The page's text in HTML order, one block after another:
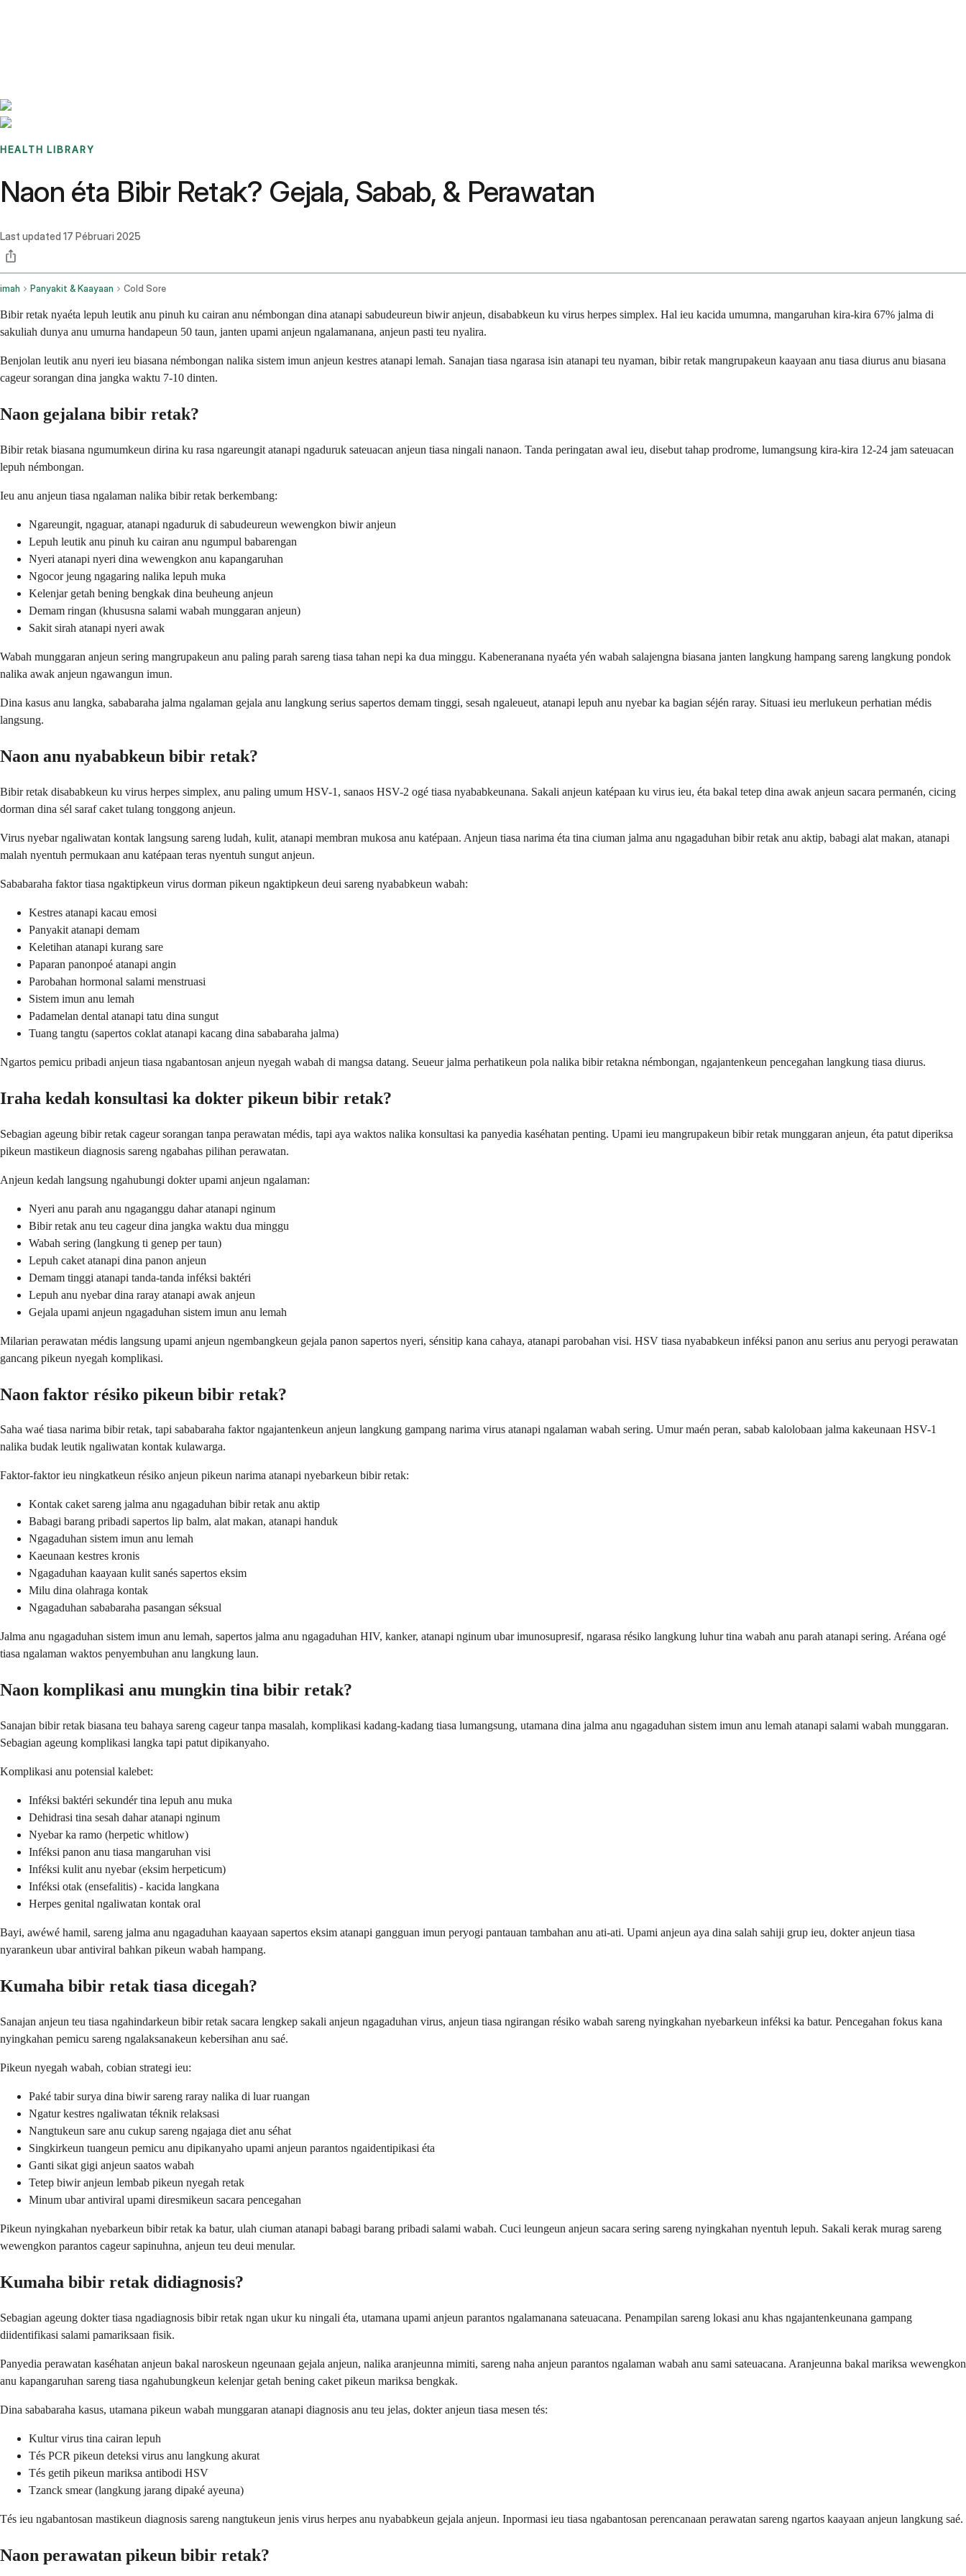
HEALTH LIBRARY
Naon éta Bibir Retak? Gejala, Sabab, & Perawatan
Last updated 17 Pébruari 2025
imah Panyakit & Kaayaan Cold Sore
Bibir retak nyaéta lepuh leutik anu pinuh ku cairan anu némbongan dina atanapi sabudeureun biwir anjeun, disababkeun ku virus herpes simplex. Hal ieu kacida umumna, mangaruhan kira-kira 67% jalma di
sakuliah dunya anu umurna handapeun 50 taun, janten upami anjeun ngalamanana, anjeun pasti teu nyalira.
Benjolan leutik anu nyeri ieu biasana némbongan nalika sistem imun anjeun kestres atanapi lemah. Sanajan tiasa ngarasa isin atanapi teu nyaman, bibir retak mangrupakeun kaayaan anu tiasa diurus anu biasana
cageur sorangan dina jangka waktu 7-10 dinten.
Naon gejalana bibir retak?
Bibir retak biasana ngumumkeun dirina ku rasa ngareungit atanapi ngaduruk sateuacan anjeun tiasa ningali nanaon. Tanda peringatan awal ieu, disebut tahap prodrome, lumangsung kira-kira 12-24 jam sateuacan
lepuh némbongan.
Ieu anu anjeun tiasa ngalaman nalika bibir retak berkembang:
Ngareungit, ngaguar, atanapi ngaduruk di sabudeureun wewengkon biwir anjeun
Lepuh leutik anu pinuh ku cairan anu ngumpul babarengan
Nyeri atanapi nyeri dina wewengkon anu kapangaruhan
Ngocor jeung ngagaring nalika lepuh muka
Kelenjar getah bening bengkak dina beuheung anjeun
Demam ringan (khususna salami wabah munggaran anjeun)
Sakit sirah atanapi nyeri awak
Wabah munggaran anjeun sering mangrupakeun anu paling parah sareng tiasa tahan nepi ka dua minggu. Kabeneranana nyaéta yén wabah salajengna biasana janten langkung hampang sareng langkung pondok
nalika awak anjeun ngawangun imun.
Dina kasus anu langka, sababaraha jalma ngalaman gejala anu langkung serius sapertos demam tinggi, sesah ngaleueut, atanapi lepuh anu nyebar ka bagian séjén raray. Situasi ieu merlukeun perhatian médis
langsung.
Naon anu nyababkeun bibir retak?
Bibir retak disababkeun ku virus herpes simplex, anu paling umum HSV-1, sanaos HSV-2 ogé tiasa nyababkeunana. Sakali anjeun katépaan ku virus ieu, éta bakal tetep dina awak anjeun sacara permanén, cicing
dorman dina sél saraf caket tulang tonggong anjeun.
Virus nyebar ngaliwatan kontak langsung sareng ludah, kulit, atanapi membran mukosa anu katépaan. Anjeun tiasa narima éta tina ciuman jalma anu ngagaduhan bibir retak anu aktip, babagi alat makan, atanapi
malah nyentuh permukaan anu katépaan teras nyentuh sungut anjeun.
Sababaraha faktor tiasa ngaktipkeun virus dorman pikeun ngaktipkeun deui sareng nyababkeun wabah:
Kestres atanapi kacau emosi
Panyakit atanapi demam
Keletihan atanapi kurang sare
Paparan panonpoé atanapi angin
Parobahan hormonal salami menstruasi
Sistem imun anu lemah
Padamelan dental atanapi tatu dina sungut
Tuang tangtu (sapertos coklat atanapi kacang dina sababaraha jalma)
Ngartos pemicu pribadi anjeun tiasa ngabantosan anjeun nyegah wabah di mangsa datang. Seueur jalma perhatikeun pola nalika bibir retakna némbongan, ngajantenkeun pencegahan langkung tiasa diurus.
Iraha kedah konsultasi ka dokter pikeun bibir retak?
Sebagian ageung bibir retak cageur sorangan tanpa perawatan médis, tapi aya waktos nalika konsultasi ka panyedia kaséhatan penting. Upami ieu mangrupakeun bibir retak munggaran anjeun, éta patut diperiksa
pikeun mastikeun diagnosis sareng ngabahas pilihan perawatan.
Anjeun kedah langsung ngahubungi dokter upami anjeun ngalaman:
Nyeri anu parah anu ngaganggu dahar atanapi nginum
Bibir retak anu teu cageur dina jangka waktu dua minggu
Wabah sering (langkung ti genep per taun)
Lepuh caket atanapi dina panon anjeun
Demam tinggi atanapi tanda-tanda inféksi baktéri
Lepuh anu nyebar dina raray atanapi awak anjeun
Gejala upami anjeun ngagaduhan sistem imun anu lemah
Milarian perawatan médis langsung upami anjeun ngembangkeun gejala panon sapertos nyeri, sénsitip kana cahaya, atanapi parobahan visi. HSV tiasa nyababkeun inféksi panon anu serius anu peryogi perawatan
gancang pikeun nyegah komplikasi.
Naon faktor résiko pikeun bibir retak?
Saha waé tiasa narima bibir retak, tapi sababaraha faktor ngajantenkeun anjeun langkung gampang narima virus atanapi ngalaman wabah sering. Umur maén peran, sabab kalolobaan jalma kakeunaan HSV-1
nalika budak leutik ngaliwatan kontak kulawarga.
Faktor-faktor ieu ningkatkeun résiko anjeun pikeun narima atanapi nyebarkeun bibir retak:
Kontak caket sareng jalma anu ngagaduhan bibir retak anu aktip
Babagi barang pribadi sapertos lip balm, alat makan, atanapi handuk
Ngagaduhan sistem imun anu lemah
Kaeunaan kestres kronis
Ngagaduhan kaayaan kulit sanés sapertos eksim
Milu dina olahraga kontak
Ngagaduhan sababaraha pasangan séksual
Jalma anu ngagaduhan sistem imun anu lemah, sapertos jalma anu ngagaduhan HIV, kanker, atanapi nginum ubar imunosupresif, ngarasa résiko langkung luhur tina wabah anu parah atanapi sering. Aréana ogé
tiasa ngalaman waktos penyembuhan anu langkung laun.
Naon komplikasi anu mungkin tina bibir retak?
Sanajan bibir retak biasana teu bahaya sareng cageur tanpa masalah, komplikasi kadang-kadang tiasa lumangsung, utamana dina jalma anu ngagaduhan sistem imun anu lemah atanapi salami wabah munggaran.
Sebagian ageung komplikasi langka tapi patut dipikanyaho.
Komplikasi anu potensial kalebet:
Inféksi baktéri sekundér tina lepuh anu muka
Dehidrasi tina sesah dahar atanapi nginum
Nyebar ka ramo (herpetic whitlow)
Inféksi panon anu tiasa mangaruhan visi
Inféksi kulit anu nyebar (eksim herpeticum)
Inféksi otak (ensefalitis) - kacida langkana
Herpes genital ngaliwatan kontak oral
Bayi, awéwé hamil, sareng jalma anu ngagaduhan kaayaan sapertos eksim atanapi gangguan imun peryogi pantauan tambahan anu ati-ati. Upami anjeun aya dina salah sahiji grup ieu, dokter anjeun tiasa
nyarankeun ubar antiviral bahkan pikeun wabah hampang.
Kumaha bibir retak tiasa dicegah?
Sanajan anjeun teu tiasa ngahindarkeun bibir retak sacara lengkep sakali anjeun ngagaduhan virus, anjeun tiasa ngirangan résiko wabah sareng nyingkahan nyebarkeun inféksi ka batur. Pencegahan fokus kana
nyingkahan pemicu sareng ngalaksanakeun kebersihan anu saé.
Pikeun nyegah wabah, cobian strategi ieu:
Paké tabir surya dina biwir sareng raray nalika di luar ruangan
Ngatur kestres ngaliwatan téknik relaksasi
Nangtukeun sare anu cukup sareng ngajaga diet anu séhat
Singkirkeun tuangeun pemicu anu dipikanyaho upami anjeun parantos ngaidentipikasi éta
Ganti sikat gigi anjeun saatos wabah
Tetep biwir anjeun lembab pikeun nyegah retak
Minum ubar antiviral upami diresmikeun sacara pencegahan
Pikeun nyingkahan nyebarkeun bibir retak ka batur, ulah ciuman atanapi babagi barang pribadi salami wabah. Cuci leungeun anjeun sacara sering sareng nyingkahan nyentuh lepuh. Sakali kerak murag sareng
wewengkon parantos cageur sapinuhna, anjeun teu deui menular.
Kumaha bibir retak didiagnosis?
Sebagian ageung dokter tiasa ngadiagnosis bibir retak ngan ukur ku ningali éta, utamana upami anjeun parantos ngalamanana sateuacana. Penampilan sareng lokasi anu khas ngajantenkeunana gampang
diidentifikasi salami pamariksaan fisik.
Panyedia perawatan kaséhatan anjeun bakal naroskeun ngeunaan gejala anjeun, nalika aranjeunna mimiti, sareng naha anjeun parantos ngalaman wabah anu sami sateuacana. Aranjeunna bakal mariksa wewengkon
anu kapangaruhan sareng tiasa ngahubungkeun kelenjar getah bening caket pikeun mariksa bengkak.
Dina sababaraha kasus, utamana pikeun wabah munggaran atanapi diagnosis anu teu jelas, dokter anjeun tiasa mesen tés:
Kultur virus tina cairan lepuh
Tés PCR pikeun deteksi virus anu langkung akurat
Tés getih pikeun mariksa antibodi HSV
Tzanck smear (langkung jarang dipaké ayeuna)
Tés ieu ngabantosan mastikeun diagnosis sareng nangtukeun jenis virus herpes anu nyababkeun gejala anjeun. Inpormasi ieu tiasa ngabantosan perencanaan perawatan sareng ngartos kaayaan anjeun langkung saé.
Naon perawatan pikeun bibir retak?